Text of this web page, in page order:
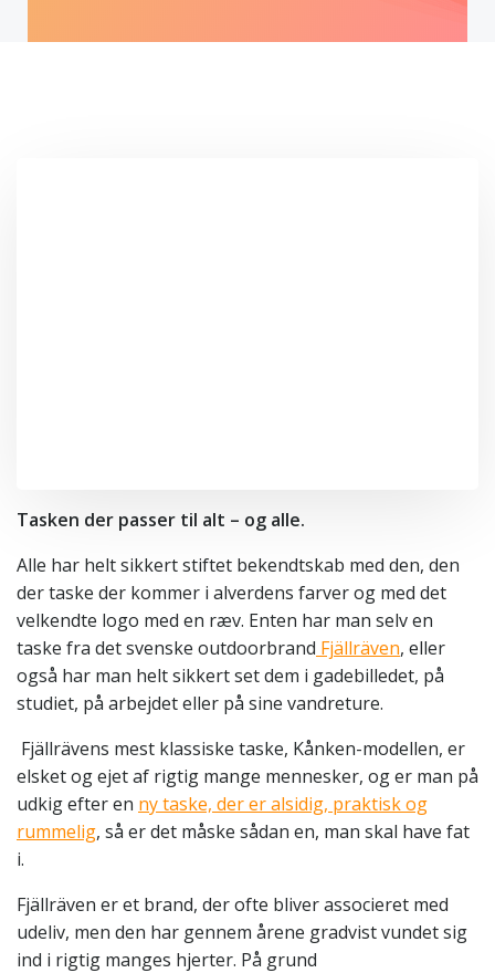
Tasken der passer til alt – og alle.
Alle har helt sikkert stiftet bekendtskab med den, den
der taske der kommer i alverdens farver og med det
velkendte logo med en ræv. Enten har man selv en
taske fra det svenske outdoorbrand Fjällräven, eller
også har man helt sikkert set dem i gadebilledet, på
studiet, på arbejdet eller på sine vandreture.
Fjällrävens mest klassiske taske, Kånken-modellen, er
elsket og ejet af rigtig mange mennesker, og er man på
udkig efter en ny taske, der er alsidig, praktisk og
rummelig, så er det måske sådan en, man skal have fat
i.
Fjällräven er et brand, der ofte bliver associeret med
udeliv, men den har gennem årene gradvist vundet sig
ind i rigtig manges hjerter. På grund